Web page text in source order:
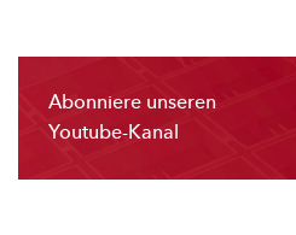
Abonniere unseren
Youtube-Kanal